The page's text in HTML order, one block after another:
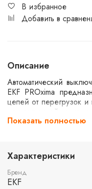
В избранное
Добавить в
Описание
Автоматический
EKF PROxima
цепей от перегрузок
двухполюсной
ток 6А. Модель
промышленных
Показать полностью
Характеристики
Бренд
EKF